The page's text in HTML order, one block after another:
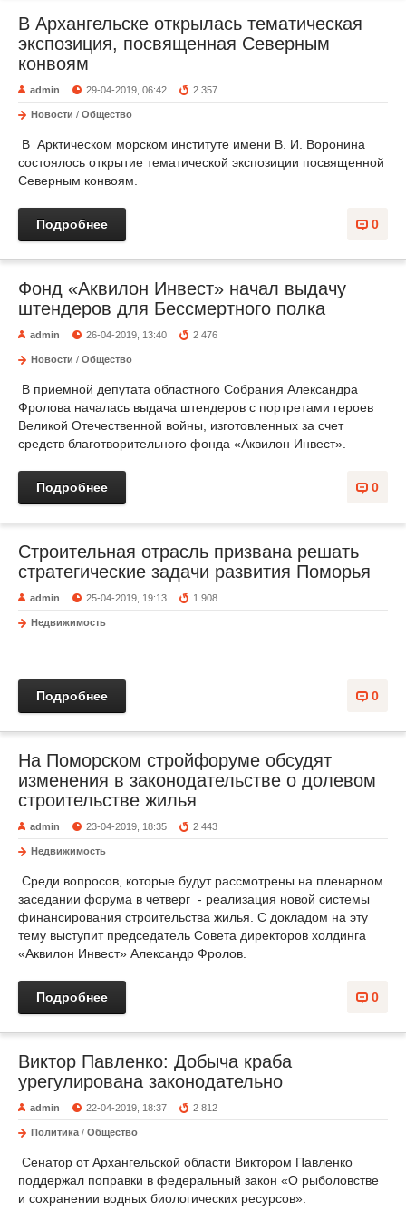
В Архангельске открылась тематическая
экспозиция, посвященная Северным
конвоям
admin 29-04-2019, 06:42 2 357
Новости / Общество
В Арктическом морском институте имени В. И. Воронина
состоялось открытие тематической экспозиции посвященной
Северным конвоям.
0
Подробнее
Фонд «Аквилон Инвест» начал выдачу
штендеров для Бессмертного полка
admin 26-04-2019, 13:40 2 476
Новости / Общество
В приемной депутата областного Собрания Александра
Фролова началась выдача штендеров с портретами героев
Великой Отечественной войны, изготовленных за счет
средств благотворительного фонда «Аквилон Инвест».
0
Подробнее
Строительная отрасль призвана решать
стратегические задачи развития Поморья
admin 25-04-2019, 19:13 1 908
Недвижимость
0
Подробнее
На Поморском стройфоруме обсудят
изменения в законодательстве о долевом
строительстве жилья
admin 23-04-2019, 18:35 2 443
Недвижимость
Среди вопросов, которые будут рассмотрены на пленарном
заседании форума в четверг - реализация новой системы
финансирования строительства жилья. С докладом на эту
тему выступит председатель Совета директоров холдинга
«Аквилон Инвест» Александр Фролов.
0
Подробнее
Виктор Павленко: Добыча краба
урегулирована законодательно
admin 22-04-2019, 18:37 2 812
Политика / Общество
Сенатор от Архангельской области Виктором Павленко
поддержал поправки в федеральный закон «О рыболовстве
и сохранении водных биологических ресурсов».